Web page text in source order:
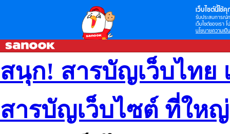
เว็บไซต์นี้ใช้คุ
รับประสบการณ์
เว็บไซต์ของเรา
นโยบายความเป็
สนุก! สารบัญเว็บไทย
สารบัญเว็บไซต์ ที่ให